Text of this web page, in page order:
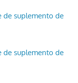
de suplemento de
de suplemento de